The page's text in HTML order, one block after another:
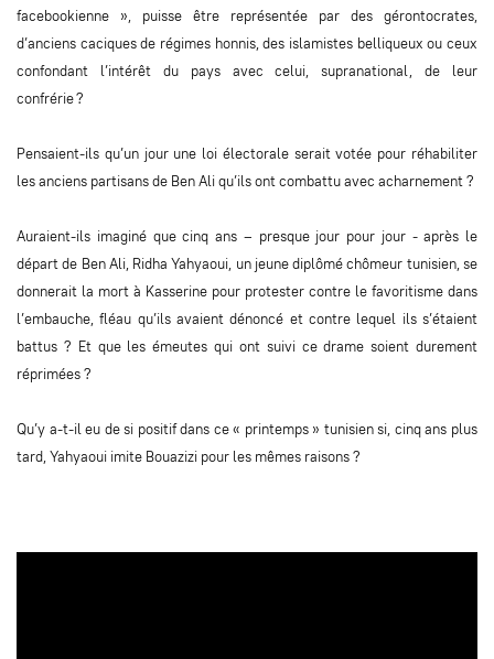
facebookienne », puisse être représentée par des gérontocrates,
d’anciens caciques de régimes honnis, des islamistes belliqueux ou ceux
confondant l’intérêt du pays avec celui, supranational, de leur
confrérie ?
Pensaient-ils qu’un jour une loi électorale serait votée pour réhabiliter
les anciens partisans de Ben Ali qu’ils ont combattu avec acharnement ?
Auraient-ils imaginé que cinq ans – presque jour pour jour - après le
départ de Ben Ali, Ridha Yahyaoui, un jeune diplômé chômeur tunisien, se
donnerait la mort à Kasserine pour protester contre le favoritisme dans
l’embauche, fléau qu’ils avaient dénoncé et contre lequel ils s’étaient
battus ? Et que les émeutes qui ont suivi ce drame soient durement
réprimées ?
Qu’y a-t-il eu de si positif dans ce « printemps » tunisien si, cinq ans plus
tard, Yahyaoui imite Bouazizi pour les mêmes raisons ?